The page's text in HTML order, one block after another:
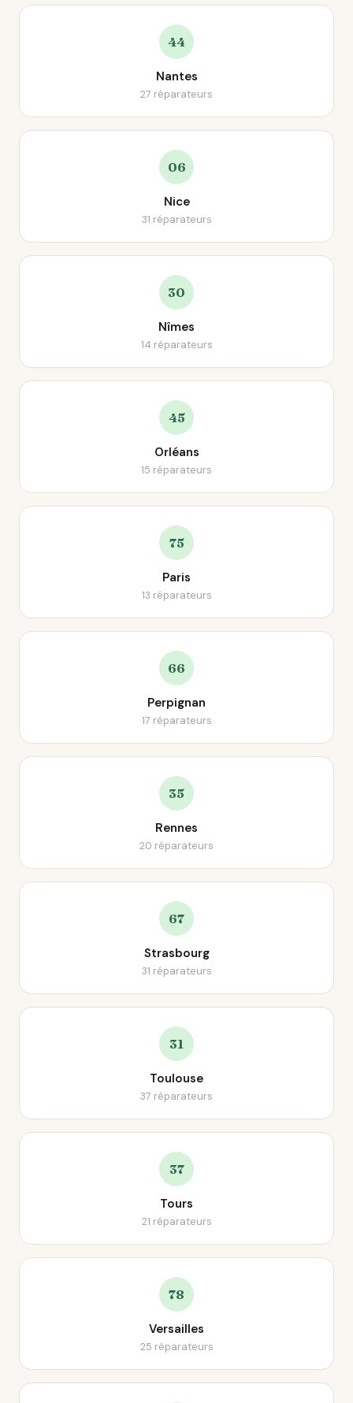
44
Nantes
27 réparateurs
06
Nice
31 réparateurs
30
Nîmes
14 réparateurs
45
Orléans
15 réparateurs
75
Paris
13 réparateurs
66
Perpignan
17 réparateurs
35
Rennes
20 réparateurs
67
Strasbourg
31 réparateurs
31
Toulouse
37 réparateurs
37
Tours
21 réparateurs
78
Versailles
25 réparateurs